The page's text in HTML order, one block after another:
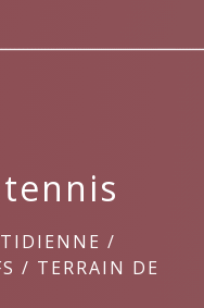
/
/ TERRAIN DE